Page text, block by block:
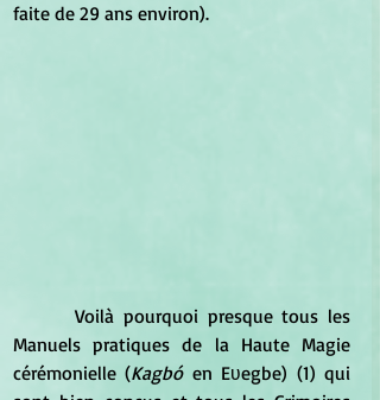
faite de 29 ans environ).
Manuels pratiques de la Haute Magie
cérémonielle (Kagbó en Eʋegbe) (1) qui